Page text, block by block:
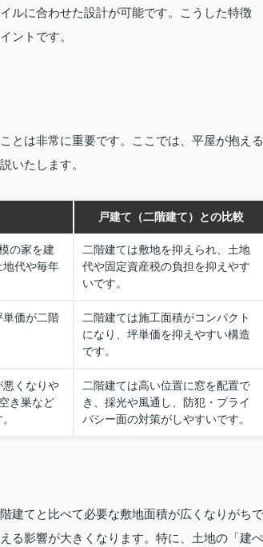
ルに合わせた設計が可能です。こうした特徴
ントです。
とは非常に重要です。ここでは、平屋が抱える
いたします。
戸建て（二階建て）との比較
の家を建
地代や毎年
二階建ては敷地を抑えられ、土地
代や固定資産税の負担を抑えやす
いです。
単価が二階
二階建ては施工面積がコンパクト
になり、坪単価を抑えやすい構造
です。
悪くなりや
き巣など
二階建ては高い位置に窓を配置で
き、採光や風通し、防犯・プライ
バシー面の対策がしやすいです。
建てと比べて必要な敷地面積が広くなりがちで
る影響が大きくなります。特に、土地の「建ぺ